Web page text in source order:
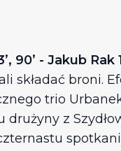
- Jakub Rak
składać broni.
trio
z